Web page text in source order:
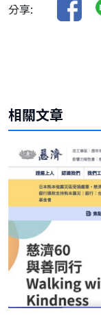
分享:
相關文章